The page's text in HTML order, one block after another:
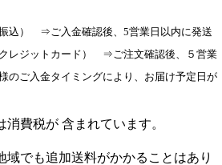
込） ⇒ご入金確認後、5営業日以内に発送
クレジットカード） ⇒ご注文確認後、５営業
のご入金タイミングにより、お届け予定日が
消費税が 含まれています。
域でも追加送料がかかることはあり